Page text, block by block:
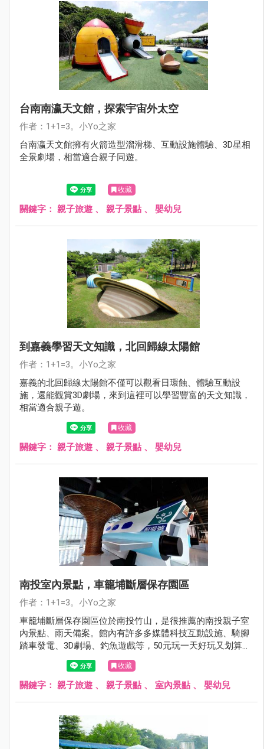
台南南瀛天文館，探索宇宙外太空
作者：1+1=3。小Yo之家
台南瀛天文館擁有火箭造型溜滑梯、互動設施體驗、3D星相
全景劇場，相當適合親子同遊。
收藏
關鍵字： 親子旅遊 、 親子景點 、 嬰幼兒
到嘉義學習天文知識，北回歸線太陽館
作者：1+1=3。小Yo之家
嘉義的北回歸線太陽館不僅可以觀看日環蝕、體驗互動設
施，還能觀賞3D劇場，來到這裡可以學習豐富的天文知識，
相當適合親子遊。
收藏
關鍵字： 親子旅遊 、 親子景點 、 嬰幼兒
南投室內景點，車籠埔斷層保存園區
作者：1+1=3。小Yo之家
車籠埔斷層保存園區位於南投竹山，是很推薦的南投親子室
內景點、雨天備案。館內有許多多媒體科技互動設施、騎腳
踏車發電、3D劇場、釣魚遊戲等，50元玩一天好玩又划算；
館內保留921地震造成的斷層構造，讓旅人們對地震有更多
收藏
關鍵字： 親子旅遊 、 親子景點 、 室內景點 、 嬰幼兒